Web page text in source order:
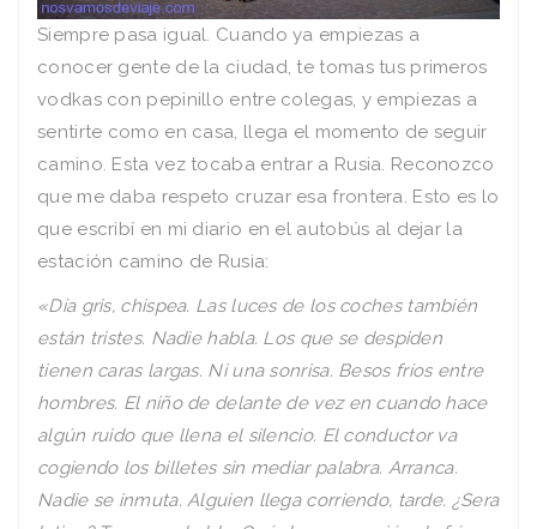
Siempre pasa igual. Cuando ya empiezas a
conocer gente de la ciudad, te tomas tus primeros
vodkas con pepinillo entre colegas, y empiezas a
sentirte como en casa, llega el momento de seguir
camino. Esta vez tocaba entrar a Rusia. Reconozco
que me daba respeto cruzar esa frontera. Esto es lo
que escribí­ en mi diario en el autobús al dejar la
estación camino de Rusia:
«Dí­a gris, chispea. Las luces de los coches también
están tristes. Nadie habla. Los que se despiden
tienen caras largas. Ni una sonrisa. Besos frí­os entre
hombres. El niño de delante de vez en cuando hace
algún ruido que llena el silencio. El conductor va
cogiendo los billetes sin mediar palabra. Arranca.
Nadie se inmuta. Alguien llega corriendo, tarde. ¿Sera